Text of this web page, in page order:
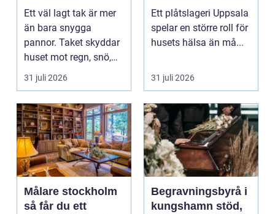
värmländskt klimat
Ett väl lagt tak är mer
än bara snygga
pannor. Taket skyddar
huset mot regn, snö,
blåst och stark vå...
31 juli 2026
för tak och fasad
Ett plåtslageri Uppsala
spelar en större roll för
husets hälsa än må...
31 juli 2026
Målare stockholm
så får du ett
Begravningsbyrå i
kungshamn stöd,